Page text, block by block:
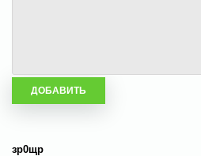
зр0щр